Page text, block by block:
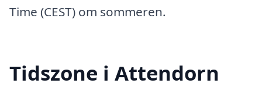
Time (CEST) om sommeren.
Tidszone i Attendorn